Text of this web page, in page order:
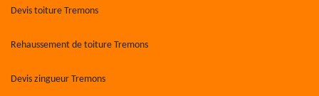
Devis toiture Tremons
Rehaussement de toiture Tremons
Devis zingueur Tremons